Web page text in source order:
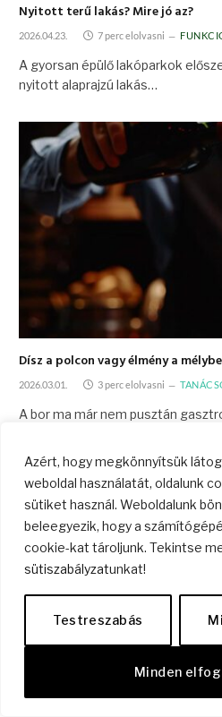
Azért, hogy megkönnyítsük
weboldal használatát, oldalunk
sütiket használ. Weboldalunk
beleegyezik, hogy a
cookie-kat tároljunk. Tekintse
sütiszabályzatunkat!
Testreszabás
Minden
Nyitott terű lakás? Mire jó az?
2026.04.23. 7 perc elolvasni
A gyorsan épülő lakóparkok
nyitott alaprajzú lakás…
Dísz a polcon vagy élmény a
2026.03.01. 3 perc elolvasni
A bor ma már nem pusztán